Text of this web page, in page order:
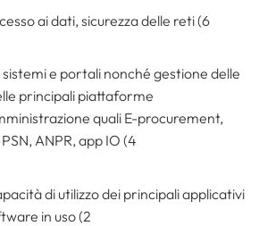
ai dati, sicurezza delle reti (6
e portali nonché gestione delle
principali piattaforme
quali E-procurement,
ANPR, app IO (4
di utilizzo dei principali applicativi
in uso (2